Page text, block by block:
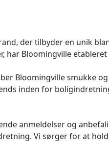
der tilbyder en unik
har Bloomingville
Bloomingville smukke
inden for
anmeldelser og
Vi sørger for at